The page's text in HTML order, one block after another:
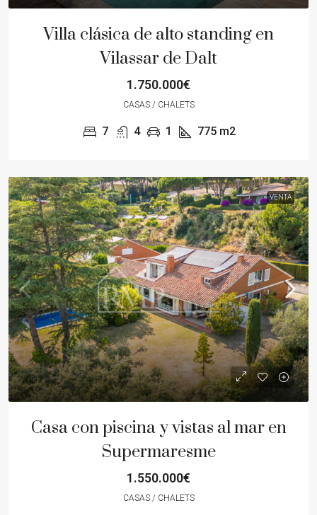
Villa clásica de alto standing en
Vilassar de Dalt
1.750.000€
CASAS / CHALETS
7 4 1 775 m2
VENTA
Casa con piscina y vistas al mar en
Supermaresme
1.550.000€
CASAS / CHALETS